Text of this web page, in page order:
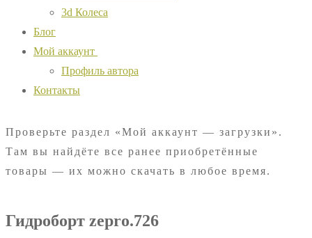
3d Колеса
Блог
Мой аккаунт
Профиль автора
Контакты
Проверьте раздел «Мой аккаунт — загрузки».
Там вы найдёте все ранее приобретённые
товары — их можно скачать в любое время.
Гидроборт zepro.726